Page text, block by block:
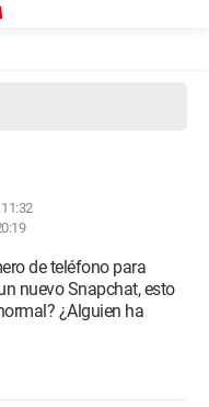
de teléfono para
nuevo Snapchat, esto
¿Alguien ha